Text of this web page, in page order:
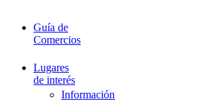
Guía de
Comercios
Lugares
de interés
Información